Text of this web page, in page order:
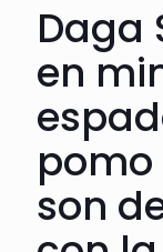
Daga
en
son